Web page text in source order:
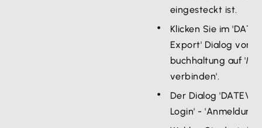
eingesteckt ist.
Klicken Sie im
Export' Dialog von
buchhaltung auf 'Mit
verbinden'.
Der Dialog 'DATEV-
Login' - 'Anmeldung'